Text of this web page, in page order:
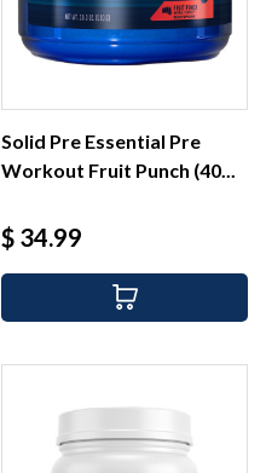
Solid Pre Essential Pre
Workout Fruit Punch (40...
Precio
$ 34.99